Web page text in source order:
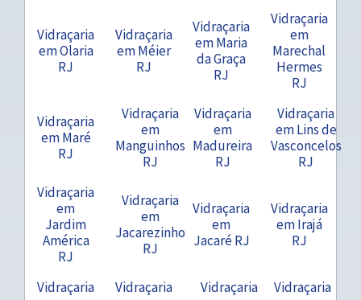
Vidraçaria
em Olaria
RJ
Vidraçaria
em Méier
RJ
Vidraçaria
em Maria
da Graça
RJ
Vidraçaria
em
Marechal
Hermes
RJ
Vidraçaria
em Maré
RJ
Vidraçaria
em
Manguinhos
RJ
Vidraçaria
em
Madureira
RJ
Vidraçaria
em Lins de
Vasconcelos
RJ
Vidraçaria
em
Jardim
América
RJ
Vidraçaria
em
Jacarezinho
RJ
Vidraçaria
em
Jacaré RJ
Vidraçaria
em Irajá
RJ
Vidraçaria
Vidraçaria
Vidraçaria
Vidraçaria